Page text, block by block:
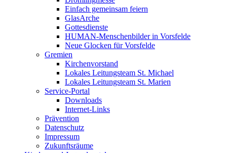
Einfach gemeinsam feiern
GlasArche
Gottesdienste
HUMAN-Menschenbilder in Vorsfelde
Neue Glocken für Vorsfelde
Gremien
Kirchenvorstand
Lokales Leitungsteam St. Michael
Lokales Leitungsteam St. Marien
Service-Portal
Downloads
Internet-Links
Prävention
Datenschutz
Impressum
Zukunftsräume